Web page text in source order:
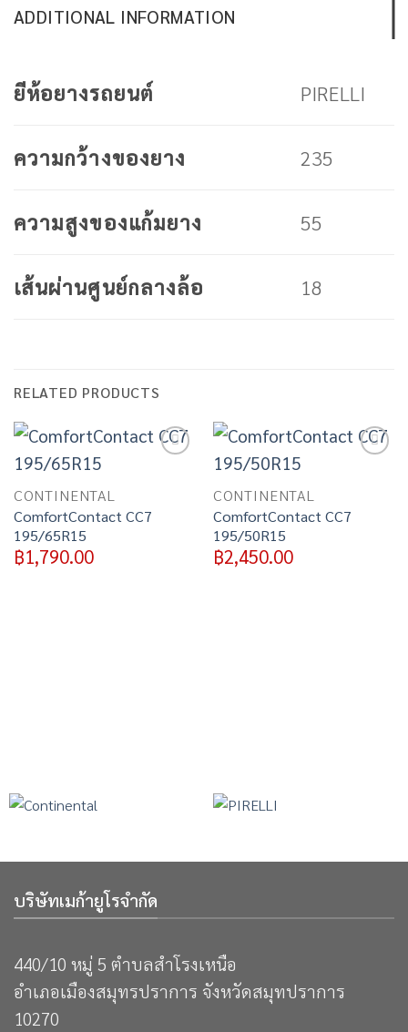
ADDITIONAL INFORMATION
ยีห้อยางรถยนต์ PIRELLI
ความกว้างของยาง 235
ความสูงของแก้มยาง 55
เส้นผ่านศูนย์กลางล้อ 18
RELATED PRODUCTS
CONTINENTAL
ComfortContact CC7
195/65R15
฿1,790.00
CONTINENTAL
ComfortContact CC7
195/50R15
฿2,450.00
บริษัทเมก้ายูโรจำกัด
440/10 หมู่ 5 ตำบลสำโรงเหนือ
อำเภอเมืองสมุทรปราการ จังหวัดสมุทปราการ
10270